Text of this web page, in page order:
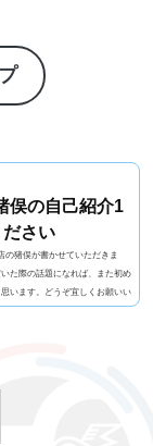
俣の自己紹介1
さい
の猪俣が書かせていただきま
た際の話題になれば、また初め
います。どうぞ宜しくお願いい
名いただいたらしい（当て